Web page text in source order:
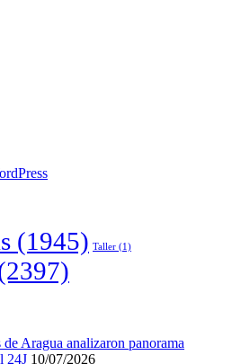
(1945) Taller (1)
Aragua analizaron panorama
24J 10/07/2026